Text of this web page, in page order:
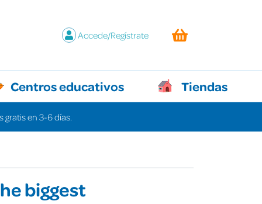
Accede/Regístrate
Centros educativos Tiendas
gratis en 3-6 días.
biggest